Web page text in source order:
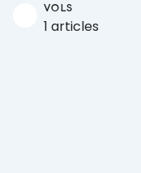
VOLS
1 articles